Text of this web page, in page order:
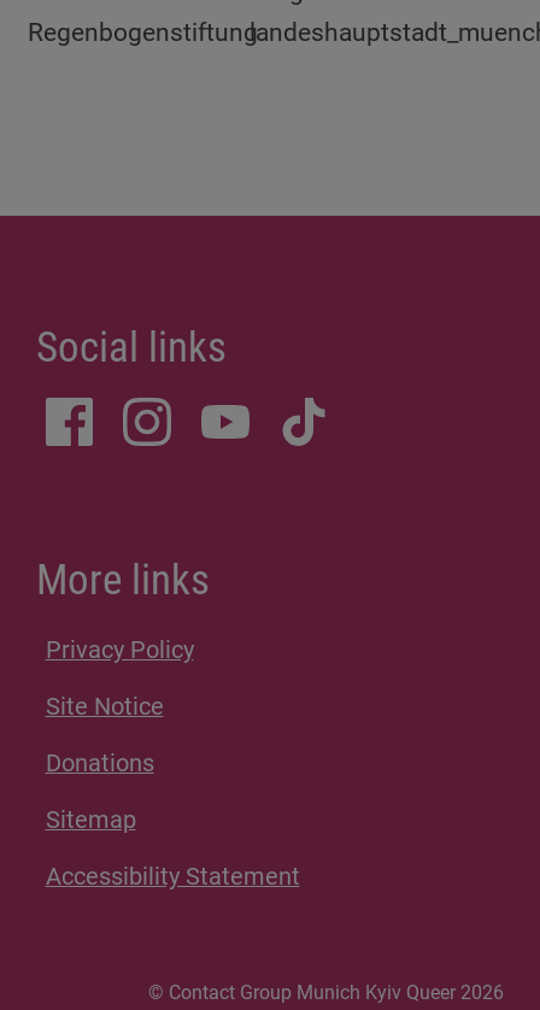
Social links
More links
Privacy Policy
Site Notice
Donations
Sitemap
Accessibility Statement
© Contact Group Munich Kyiv Queer 2026